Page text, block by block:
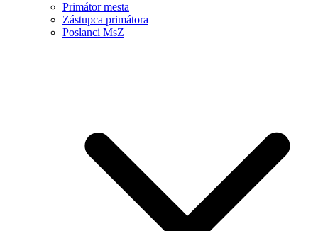
Primátor mesta
Zástupca primátora
Poslanci MsZ